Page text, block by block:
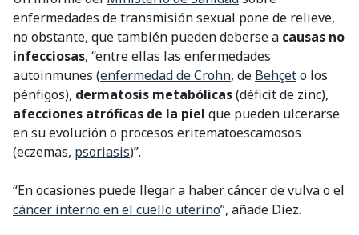
enfermedades de transmisión sexual pone de relieve,
no obstante, que también pueden deberse a causas no
infecciosas, “entre ellas las enfermedades
autoinmunes (enfermedad de Crohn, de Behçeto los
pénfigos), dermatosis metabólicas(déficit de zinc),
afecciones atróficas de la piel que pueden ulcerarse
en su evolución o procesos eritematoescamosos
(eczemas, psoriasis)”.
“En ocasiones puede llegar a haber cáncer de vulva o el
cáncer interno en el cuello uterino”, añade Díez.